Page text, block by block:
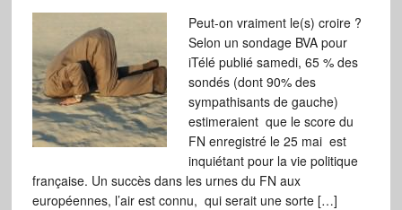
Peut-on vraiment le(s) croire ?
Selon un sondage BVA pour
iTélé publié samedi, 65 % des
sondés (dont 90% des
sympathisants de gauche)
estimeraient que le score du
FN enregistré le 25 mai est
inquiétant pour la vie politique
française. Un succès dans les urnes du FN aux
européennes, l’air est connu, qui serait une sorte […]